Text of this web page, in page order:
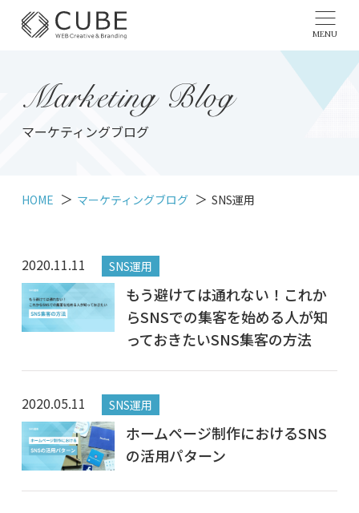
MENU
Marketing Blog
マーケティングブログ
HOME マーケティングブログ SNS運用
2020.11.11 SNS運用
もう避けては通れない！これか
らSNSでの集客を始める人が知
っておきたいSNS集客の方法
2020.05.11 SNS運用
ホームページ制作におけるSNS
の活用パターン